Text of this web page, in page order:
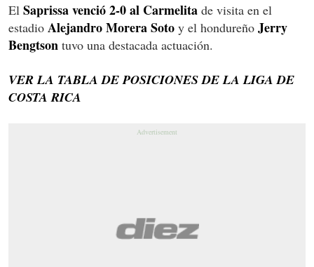
El Saprissa venció 2-0 al Carmelita de visita en el
estadio Alejandro Morera Soto y el hondureño Jerry
Bengtson tuvo una destacada actuación.
VER LA TABLA DE POSICIONES DE LA LIGA DE
COSTA RICA